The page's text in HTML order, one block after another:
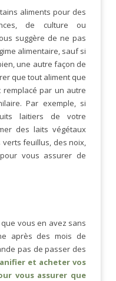
aliments pour des
de culture ou
suggère de ne pas
alimentaire, sauf si
une autre façon de
que tout aliment que
par un autre
Par exemple, si
laitiers de votre
des laits végétaux
verts feuillus, des noix,
vous assurer de
vous en avez sans
après des mois de
pas de passer des
et acheter vos
vous assurer que